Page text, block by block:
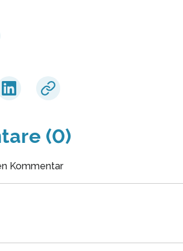
(0)
Kommentar